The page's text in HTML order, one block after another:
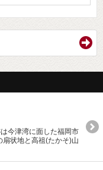
今津湾に面した福岡市
状地と高祖(たかそ)山